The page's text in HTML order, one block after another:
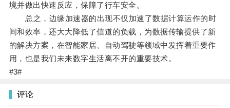
境并做出快速反应，保障了行车安全。
总之，边缘加速器的出现不仅加速了数据计算运作的时
间和效率，还大大降低了信道的负载，为数据传输提供了新
的解决方案，在智能家居、自动驾驶等领域中发挥着重要作
用，也是我们未来数字生活离不开的重要技术。
#3#
评论